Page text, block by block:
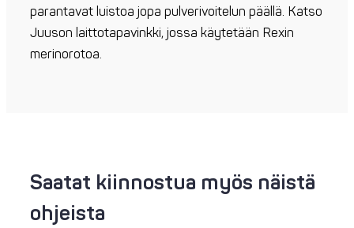
parantavat luistoa jopa pulverivoitelun päällä. Katso
Juuson laittotapavinkki, jossa käytetään Rexin
merinorotoa.
Saatat kiinnostua myös näistä
ohjeista